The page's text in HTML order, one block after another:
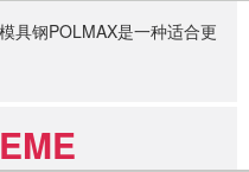
具钢POLMAX是一种适合更